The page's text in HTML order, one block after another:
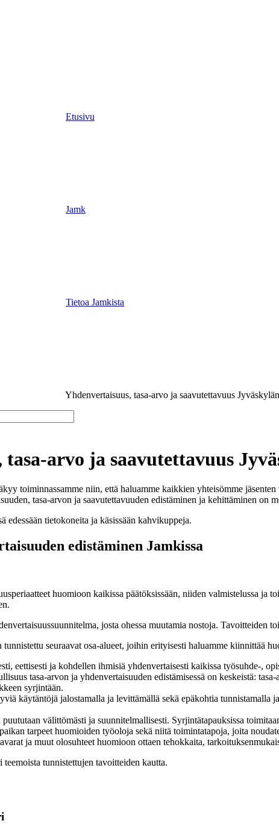
Etusivu
Jamk
Tietoa Jamkista
Yhdenvertaisuus, tasa-arvo ja saavutettavuus
tasa-arvo ja saavutettavuus
toiminnassamme niin, että haluamme kaikkien yhteisömme
tasa-arvon ja saavutettavuuden edistäminen ja kehittäminen on
edistäminen Jamkissa
huomioon kaikissa päätöksissään, niiden valmistelussa
josta ohessa muutamia nostoja. Tavoitteiden
seuraavat osa-alueet, joihin erityisesti haluamme kiinnittää
eettisesti ja kohdellen ihmisiä yhdenvertaisesti kaikissa työsuhde-,
tasa-arvon ja yhdenvertaisuuden edistämisessä on keskeistä:
syrjintään.
käytäntöjä jalostamalla ja levittämällä sekä epäkohtia
välittömästi ja suunnitelmallisesti. Syrjintätapauksissa
tarpeet huomioiden työoloja sekä niitä toimintatapoja, joita
ja muut olosuhteet huomioon ottaen tehokkaita,
tunnistettujen tavoitteiden kautta.